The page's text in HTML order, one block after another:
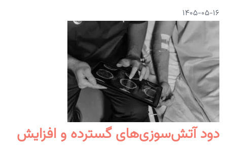
۱۴۰۵-۰۵-۱۶
دود آتش‌سوزی‌های گسترده و افزایش